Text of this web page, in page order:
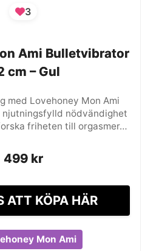
3
Ami Bulletvibrator
cm – Gul
Ami Bulletvibrator
cm – Gul
med Lovehoney Mon Ami
nödvändighet
friheten till orgasmer…
499 kr
499 kr
ATT KÖPA HÄR
Mon Ami